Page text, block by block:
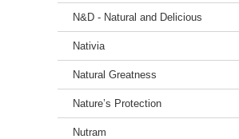
N&D - Natural and Delicious
Nativia
Natural Greatness
Nature’s Protection
Nutram